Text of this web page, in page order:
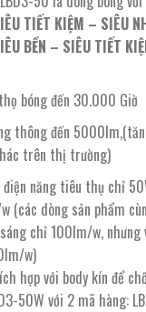
₫.là:
TIẾT KIỆM – SIÊU
BỀN – SIÊU TIẾT
bóng đến 30.000 Giờ
thông đến
trên thị trường)
điện năng tiêu thụ chỉ
(các dòng sản phẩm
chỉ 100lm/w, nhưng
w)
hợp với body kín để
50W với 2 mã hàng: